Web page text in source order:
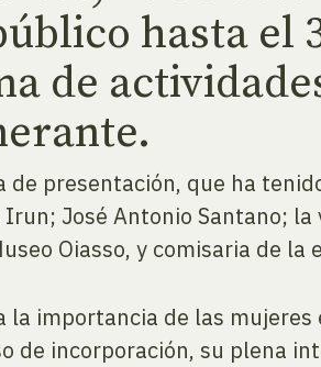
hasta el
de
de presentación, que ha
José Antonio Santano;
Oiasso, y comisaria de la
la importancia de las
de incorporación, su plena